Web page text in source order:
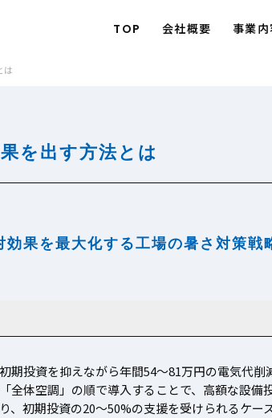
TOP 会社概要 事業内
は
を出す方法とは
効果を最大化する工場の暑さ対策戦
投資を抑えながら年間54〜81万円の電気代削
体空調」の順で導入することで、高額な設備投
初期投資の20〜50%の支援を受けられるケー